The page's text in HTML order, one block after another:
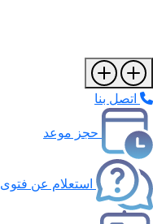
اتصل بنا
حجز موعد
استعلام عن فتوى